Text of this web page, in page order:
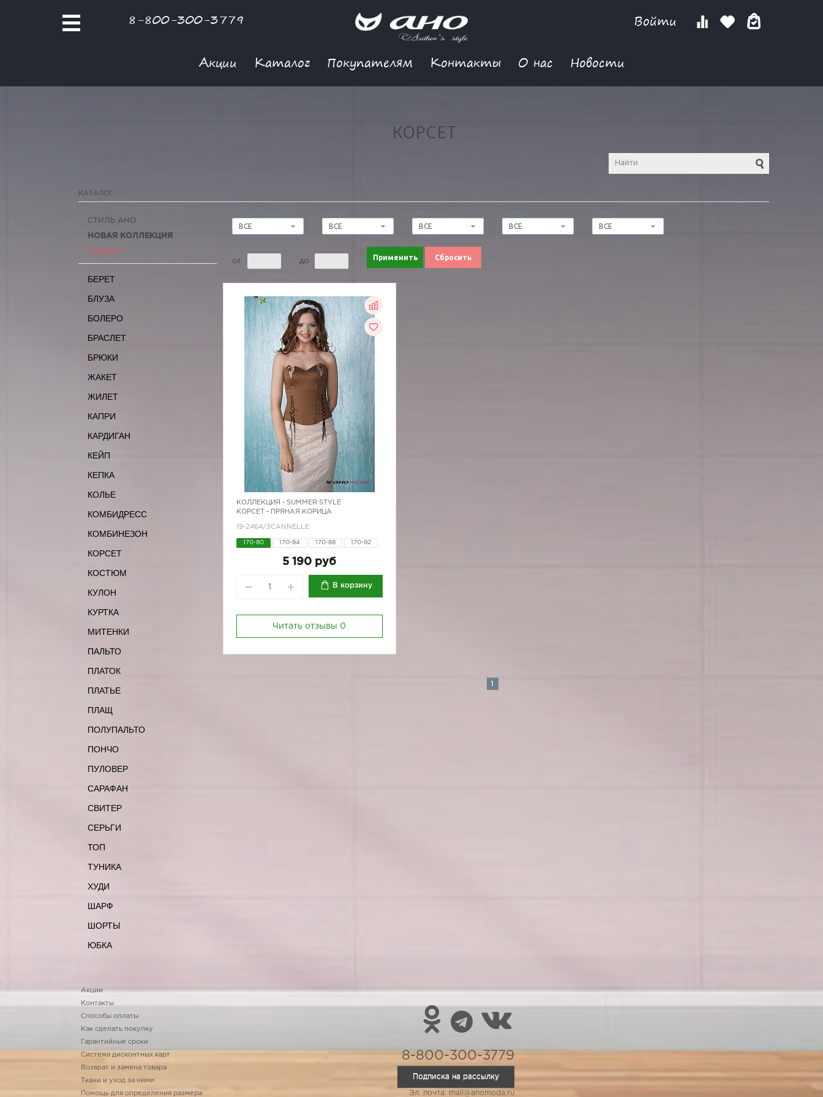
8-800-300-3779 Войти
Акции Каталог Покупателям Контакты О нас Новости
КОРСЕТ
КАТАЛОГ
ВСЕ
ВСЕ
ВСЕ
ВСЕ
СТИЛЬ
ВСЕ
ОТ ДО Применить Сбросить
СТИЛЬ АНО
НОВАЯ КОЛЛЕКЦИЯ
СКИДКА
БЕРЕТ
БЛУЗА
БОЛЕРО
БРАСЛЕТ
БРЮКИ
ЖАКЕТ
ЖИЛЕТ
КАПРИ
КАРДИГАН
КЕЙП
КЕПКА
КОЛЬЕ
КОМБИДРЕСС
КОМБИНЕЗОН
КОРСЕТ
КОСТЮМ
КУЛОН
КУРТКА
МИТЕНКИ
ПАЛЬТО
ПЛАТОК
ПЛАТЬЕ
ПЛАЩ
ПОЛУПАЛЬТО
ПОНЧО
ПУЛОВЕР
САРАФАН
СВИТЕР
СЕРЬГИ
ТОП
ТУНИКА
ХУДИ
ШАРФ
ШОРТЫ
ЮБКА
КОЛЛЕКЦИЯ - SUMMER STYLE
КОРСЕТ - ПРЯНАЯ КОРИЦА
19-2464/3CANNELLE
170-80 170-84 170-88 170-92
5 190 руб
В корзину
Читать отзывы 0
1
Акции
Контакты
Способы оплаты
Как сделать покупку
Гарантийные сроки
Система дисконтных карт
Возврат и замена товара
Ткани и уход за ними
Помощь для определения размера
8-800-300-3779
Подписка на рассылку
Эл. почта: mail@anomoda.ru